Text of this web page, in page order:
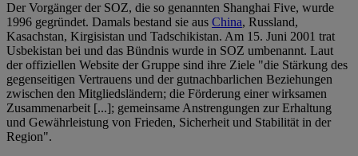
Der Vorgänger der SOZ, die so genannten Shanghai Five, wurde
1996 gegründet. Damals bestand sie aus China, Russland,
Kasachstan, Kirgisistan und Tadschikistan. Am 15. Juni 2001 trat
Usbekistan bei und das Bündnis wurde in SOZ umbenannt. Laut
der offiziellen Website der Gruppe sind ihre Ziele "die Stärkung des
gegenseitigen Vertrauens und der gutnachbarlichen Beziehungen
zwischen den Mitgliedsländern; die Förderung einer wirksamen
Zusammenarbeit [...]; gemeinsame Anstrengungen zur Erhaltung
und Gewährleistung von Frieden, Sicherheit und Stabilität in der
Region".